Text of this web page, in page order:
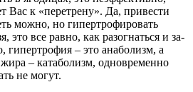
Вас к «пе­ре­тре­ну». Да, привести
мож­но, но ги­пер­тро­фи­ро­вать
это все равно, как разогнаться и за­
гипертрофия – это анаболизм, а
– ка­та­бо­лизм, од­нов­ре­мен­но
не могут.